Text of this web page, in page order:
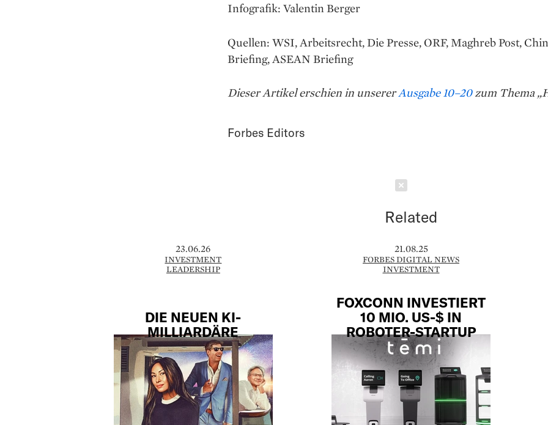
Infografik: Valentin Berger
Quellen: WSI, Arbeitsrecht, Die Presse, ORF, Maghreb Post,
Briefing, ASEAN Briefing
Dieser Artikel erschien in unsererAusgabe 10–20zum Thema
Forbes Editors
Related
23.06.26
INVESTMENT
LEADERSHIP
DIE NEUEN KI-
MILLIARDÄRE
21.08.25
FORBES DIGITAL NEWS
INVESTMENT
FOXCONN INVESTIERT
10 MIO. US-$ IN
ROBOTER-STARTUP